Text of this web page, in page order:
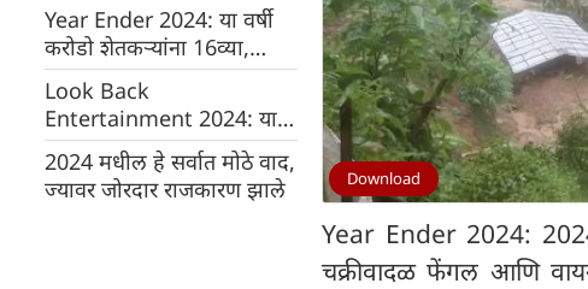
प्रसिद्ध कपल्सचा झाला
शुभविवाह
Year Ender 2024: या वर्षी
करोडो शेतकऱ्यांना 16व्या,
17व्या आणि 18व्या हप्त्याची
भेट मिळाली, आता 19व्या
हप्त्याची पाळी
Look Back
Entertainment 2024: या
वेब सिरीजने 2024 मध्ये OTT
वर वर्चस्व गाजवले, नवीन वर्ष
येण्यापूर्वी पहा LIST
2024 मधील हे सर्वात मोठे वाद,
ज्यावर जोरदार राजकारण झाले
Download
Year Ender 2024: 2024
चक्रीवादळ फेंगल आणि